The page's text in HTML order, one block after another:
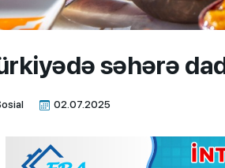
səhərə
02.07.2025